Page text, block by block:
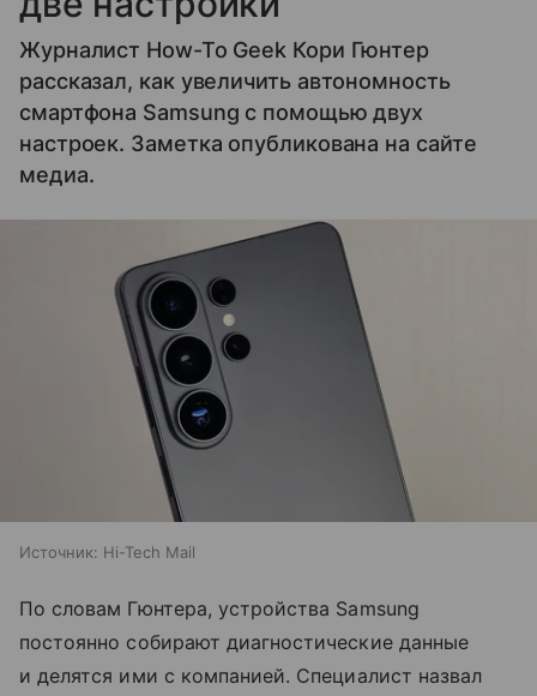
Журналист How-To Geek Кори Гюнтер
рассказал, как увеличить автономность
смартфона Samsung с помощью двух
настроек. Заметка опубликована на сайте
медиа.
Источник: Hi-Tech Mail
По словам Гюнтера, устройства Samsung
постоянно собирают диагностические данные
и делятся ими с компанией. Специалист назвал